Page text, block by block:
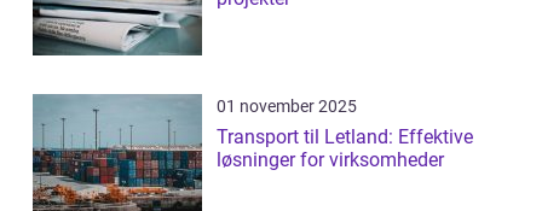
01 november 2025
Transport til Letland: Effektive
løsninger for virksomheder